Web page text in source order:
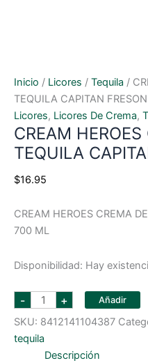
Inicio / Licores / Tequila /
TEQUILA CAPITAN
Licores, Licores De Crema,
CREAM HEROES
TEQUILA
$16.95
CREAM HEROES CREMA
700 ML
Disponibilidad: Hay
- CREAM
HEROES
CREMA
DE
TEQUILA
CAPITAN
FRESON
+ Añadir
SKU: 8412141104387
tequila
Descripción